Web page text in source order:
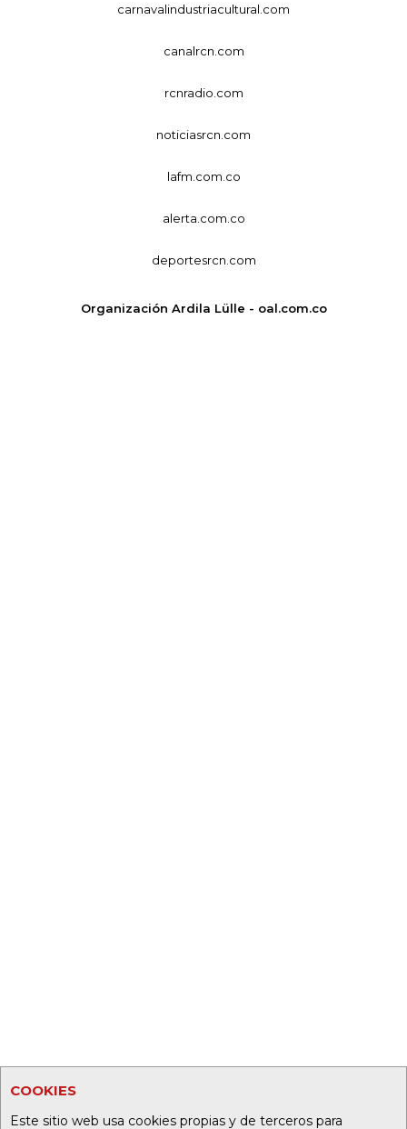
COOKIES
Este sitio web usa cookies propias y de terceros para
carnavalindustriacultural.com
canalrcn.com
rcnradio.com
noticiasrcn.com
lafm.com.co
alerta.com.co
deportesrcn.com
Organización Ardila Lülle - oal.com.co